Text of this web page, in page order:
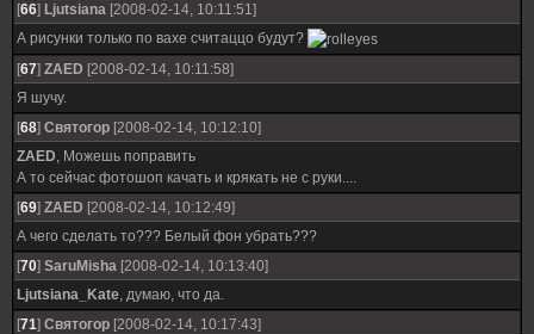
[66] Ljutsiana [2008-02-14, 10:11:51]
А рисунки только по вахе считаццо будут?
[67] ZAED [2008-02-14, 10:11:58]
Я шучу.
[68] Святогор [2008-02-14, 10:12:10]
ZAED, Можешь поправить
А то сейчас фотошоп качать и крякать не с руки....
[69] ZAED [2008-02-14, 10:12:49]
А чего сделать то??? Белый фон убрать???
[70] SaruMisha [2008-02-14, 10:13:40]
Ljutsiana_Kate, думаю, что да.
[71] Святогор [2008-02-14, 10:17:43]